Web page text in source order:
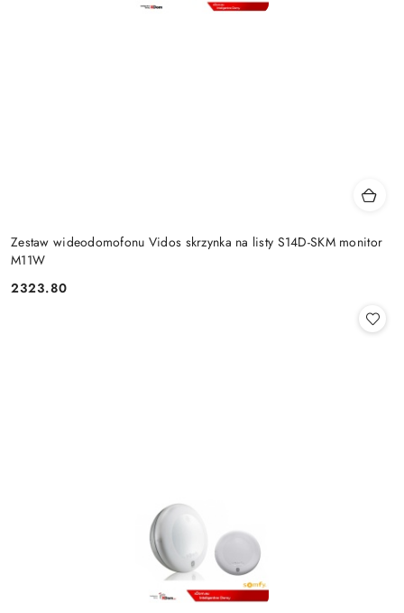
Zestaw wideodomofonu Vidos skrzynka na listy S14D-SKM monitor
M11W
Cena:
2323.80